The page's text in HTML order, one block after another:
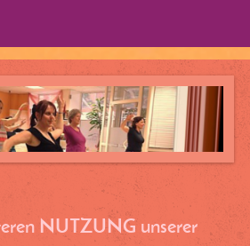
NUTZUNG unserer